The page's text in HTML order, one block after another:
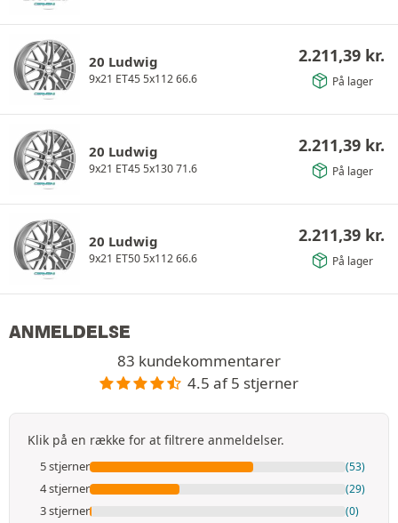
20 Ludwig
9x21 ET45 5x112 66.6
2.211,39 kr.
På lager
20 Ludwig
9x21 ET45 5x130 71.6
2.211,39 kr.
På lager
20 Ludwig
9x21 ET50 5x112 66.6
2.211,39 kr.
På lager
ANMELDELSE
83 kundekommentarer
4.5 af 5 stjerner
Klik på en række for at filtrere anmeldelser.
5 stjerner (53)
4 stjerner (29)
3 stjerner (0)